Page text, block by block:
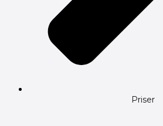
Priser